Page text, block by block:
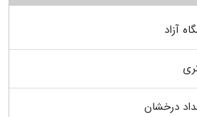
آزاد
درخشان